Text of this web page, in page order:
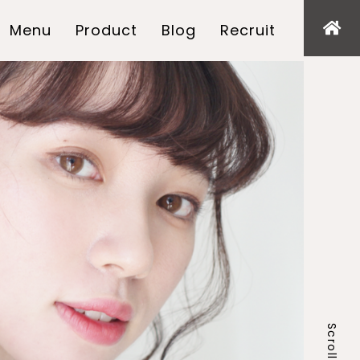
Menu Product Blog Recruit
Scroll